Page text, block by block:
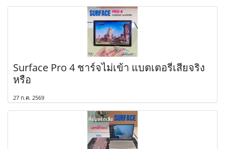
Surface Pro 4 ชาร์จไม่เข้า แบตเตอรี่เสียจริง
หรือ
27 ก.ค. 2569